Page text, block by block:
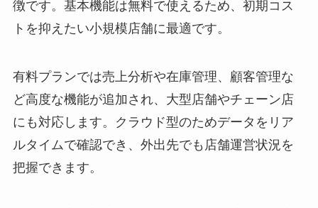
徴です。基本機能は無料で使えるため、初期コス
トを抑えたい小規模店舗に最適です。
有料プランでは売上分析や在庫管理、顧客管理な
ど高度な機能が追加され、大型店舗やチェーン店
にも対応します。クラウド型のためデータをリア
ルタイムで確認でき、外出先でも店舗運営状況を
把握できます。